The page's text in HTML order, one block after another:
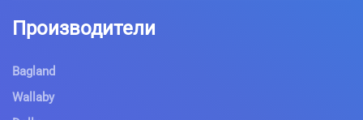
Производители
Bagland
Wallaby